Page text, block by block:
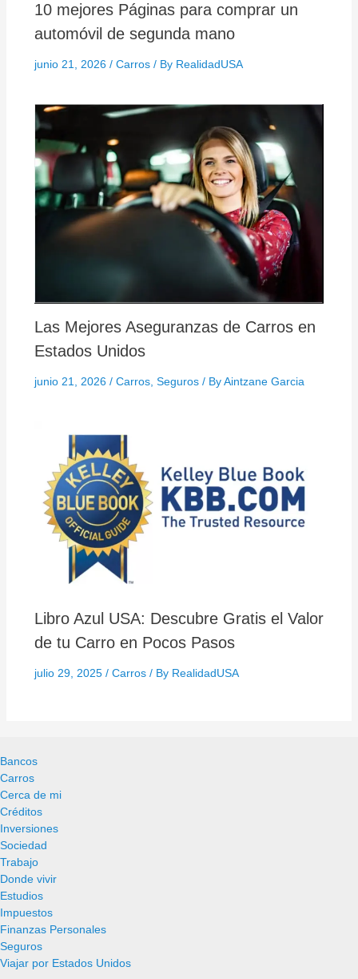
10 mejores Páginas para comprar un
automóvil de segunda mano
junio 21, 2026 / Carros/ By RealidadUSA
Las Mejores Aseguranzas de Carros en
Estados Unidos
junio 21, 2026 / Carros, Seguros/ ByAintzane Garcia
Libro Azul USA: Descubre Gratis el Valor
de tu Carro en Pocos Pasos
julio 29, 2025 / Carros/ By RealidadUSA
Bancos
Carros
Cerca de mi
Créditos
Inversiones
Sociedad
Trabajo
Donde vivir
Estudios
Impuestos
Finanzas Personales
Seguros
Viajar por Estados Unidos